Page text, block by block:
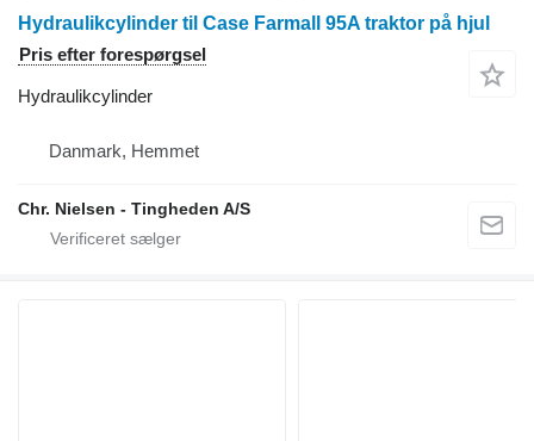
Hydraulikcylinder til Case Farmall 95A traktor på hjul
Pris efter forespørgsel
Hydraulikcylinder
Danmark, Hemmet
Chr. Nielsen - Tingheden A/S